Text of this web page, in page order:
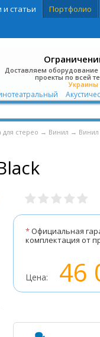
и статьи Портфолио
Доставляем
проекты по всей
Украины
для стерео → Винил →
*Официальная
комплектация от
Цена: 46